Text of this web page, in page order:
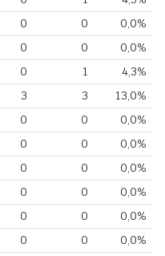
0 0
0,0%
0 0
0,0%
0 1
4,3%
3 3
13,0%
0 0
0,0%
0 0
0,0%
0 0
0,0%
0 0
0,0%
0 0
0,0%
0 0
0,0%